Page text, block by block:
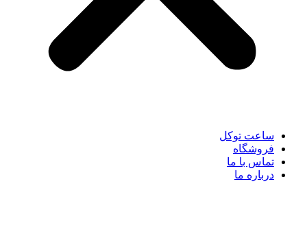
ساعت توکل
فروشگاه
تماس با ما
درباره ما